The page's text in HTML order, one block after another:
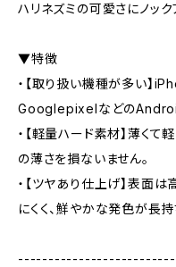
ハリネズミの可愛さにノック
▼特徴
・【取り扱い機種が多い】
Googlepixelなどの
・【軽量ハード素材】薄く
の薄さを損ないません。
・【ツヤあり仕上げ】表面
にくく、鮮やかな発色が長持